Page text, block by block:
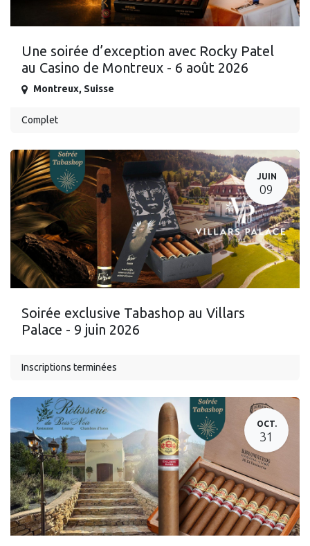
Une soirée d’exception avec Rocky Patel
au Casino de Montreux - 6 août 2026
Montreux, Suisse
Complet
JUIN
09
Soirée exclusive Tabashop au Villars
Palace - 9 juin 2026
Inscriptions terminées
OCT.
31